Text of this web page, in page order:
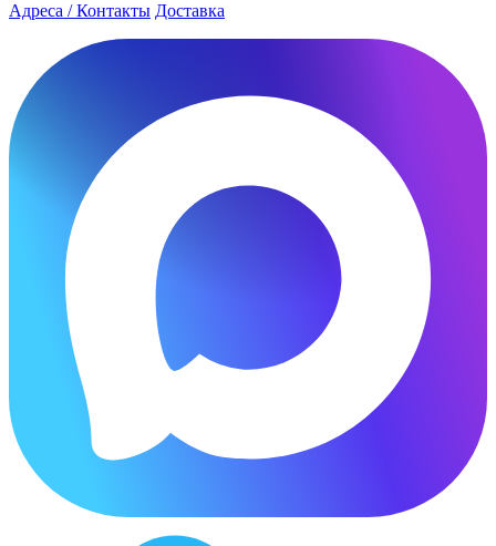
Адреса / Контакты Доставка